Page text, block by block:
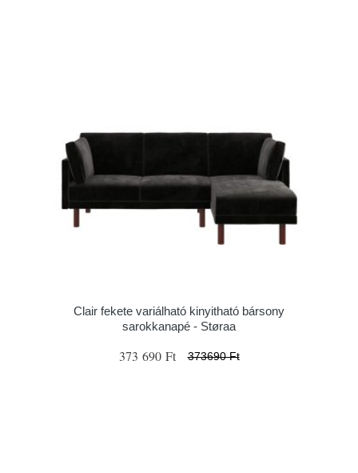
Clair fekete variálható kinyitható bársony
sarokkanapé - Støraa
373 690 Ft 373690 Ft